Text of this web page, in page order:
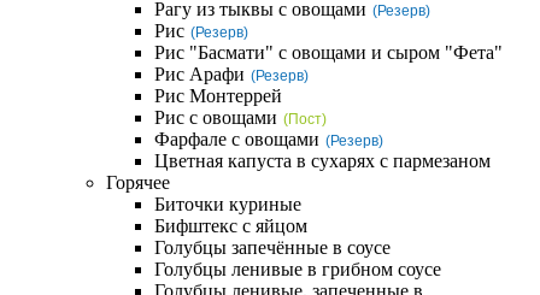
Рагу из тыквы с овощами (Резерв)
Рис (Резерв)
Рис "Басмати" с овощами и сыром "Фета"
Рис Арафи (Резерв)
Рис Монтеррей
Рис с овощами (Пост)
Фарфале с овощами (Резерв)
Цветная капуста в сухарях с пармезаном
Горячее
Биточки куриные
Бифштекс с яйцом
Голубцы запечённые в соусе
Голубцы ленивые в грибном соусе
Голубцы ленивые, запеченные в